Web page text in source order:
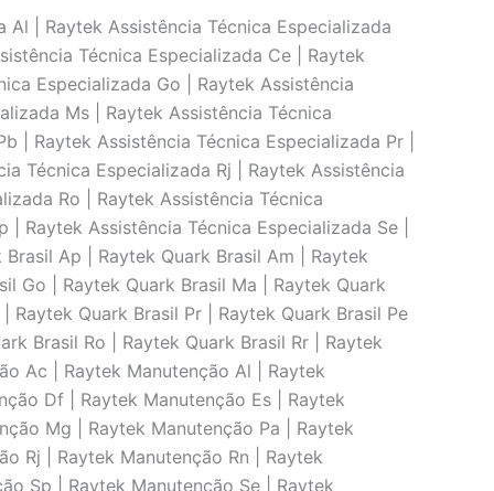
| Raytek Assistência Técnica Especializada
Técnica Especializada Ce | Raytek
Especializada Go | Raytek Assistência
Ms | Raytek Assistência Técnica
| Raytek Assistência Técnica Especializada Pr |
Técnica Especializada Rj | Raytek Assistência
Ro | Raytek Assistência Técnica
Raytek Assistência Técnica Especializada Se |
Ap | Raytek Quark Brasil Am | Raytek
Go | Raytek Quark Brasil Ma | Raytek Quark
Quark Brasil Pr | Raytek Quark Brasil Pe
Brasil Ro | Raytek Quark Brasil Rr | Raytek
Ac | Raytek Manutenção Al | Raytek
Df | Raytek Manutenção Es | Raytek
Mg | Raytek Manutenção Pa | Raytek
Rj | Raytek Manutenção Rn | Raytek
Sp | Raytek Manutenção Se | Raytek